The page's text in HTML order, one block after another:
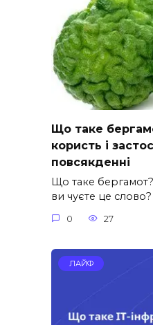
Що таке
користь і
повсякденні
Що таке
ви чуєте це слово?
0 27
ЛАЙФ